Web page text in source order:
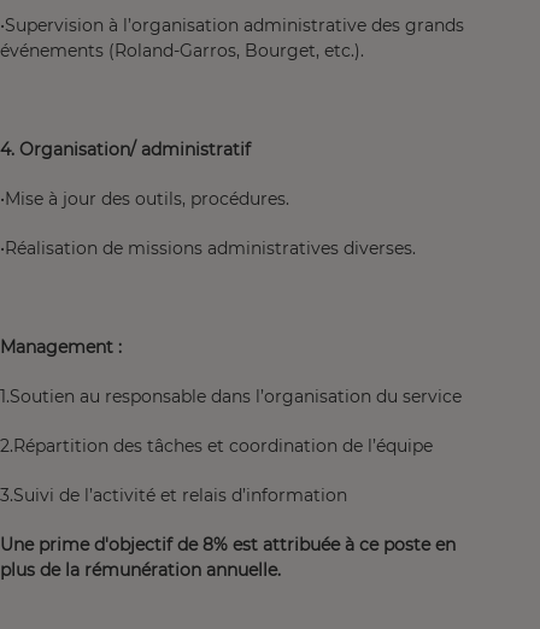
•Supervision à l’organisation administrative des grands
événements (Roland‑Garros, Bourget, etc.).
4. Organisation/ administratif
•Mise à jour des outils, procédures.
•Réalisation de missions administratives diverses.
Management :
1.Soutien au responsable dans l’organisation du service
2.Répartition des tâches et coordination de l’équipe
3.Suivi de l’activité et relais d’information
Une prime d'objectif de 8% est attribuée à ce poste en
plus de la rémunération annuelle.